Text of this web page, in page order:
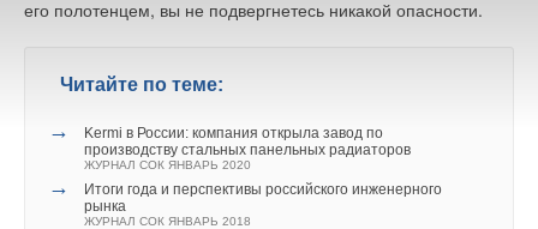
его полотенцем, вы не подвергнетесь никакой опасности.
Читайте по теме:
→
Kermi в России: компания открыла завод по
производству стальных панельных радиаторов
ЖУРНАЛ СОК ЯНВАРЬ 2020
→
Итоги года и перспективы российского инженерного
рынка
ЖУРНАЛ СОК ЯНВАРЬ 2018
предыдущего до «отлипа» (легкое нажатие на покрытие
что при температуре воздуха (20±2)°С и влажности (65±5) %
составляет не более 30 минут. Максимальный разрыв
времени между нанесением последующих слоев на
загрунтованную поверхность не ограничивается при условии
предотвращения попадания влаги. Покрытие ЦВЭС
ремонтопригодно. Дефектные участки покрытия следует
Текст комментария